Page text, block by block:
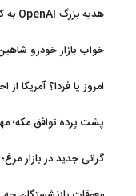
خواب بازار خودرو
امروز یا فردا؟ آمریکا
پشت پرده توافق مکه؛
گرانی جدید در بازار